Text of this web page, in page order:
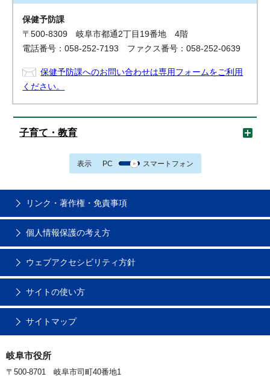
保健予防課
〒500-8309 岐阜市都通2丁目19番地 4階
電話番号：058-252-7193 ファクス番号：058-252-0639
保健予防課へのお問い合わせは専用フォームをご利用
ください。
子育て・教育
表示 PC スマートフォン
リンク・著作権・免責事項
個人情報保護の考え方
ウェブアクセシビリティ方針
サイトの使い方
サイトマップ
岐阜市役所
〒500-8701 岐阜市司町40番地1